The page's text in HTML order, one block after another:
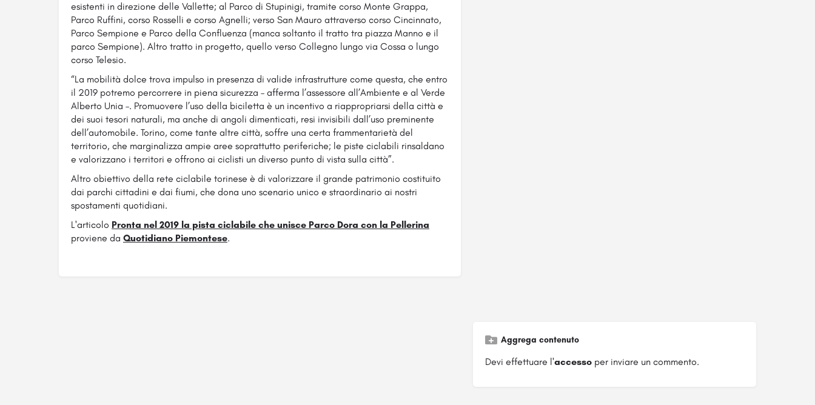
esistenti in direzione delle Vallette; al Parco di Stupinigi, tramite corso Monte Grappa,
Parco Ruffini, corso Rosselli e corso Agnelli; verso San Mauro attraverso corso Cincinnato,
Parco Sempione e Parco della Confluenza (manca soltanto il tratto tra piazza Manno e il
parco Sempione). Altro tratto in progetto, quello verso Collegno lungo via Cossa o lungo
corso Telesio.
“La mobilità dolce trova impulso in presenza di valide infrastrutture come questa, che entro
il 2019 potremo percorrere in piena sicurezza – afferma l’assessore all’Ambiente e al Verde
Alberto Unia –. Promuovere l’uso della biciletta è un incentivo a riappropriarsi della città e
dei suoi tesori naturali, ma anche di angoli dimenticati, resi invisibili dall’uso preminente
dell’automobile. Torino, come tante altre città, soffre una certa frammentarietà del
territorio, che marginalizza ampie aree soprattutto periferiche; le piste ciclabili rinsaldano
e valorizzano i territori e offrono ai ciclisti un diverso punto di vista sulla città”.
Altro obiettivo della rete ciclabile torinese è di valorizzare il grande patrimonio costituito
dai parchi cittadini e dai fiumi, che dona uno scenario unico e straordinario ai nostri
spostamenti quotidiani.
L'articolo Pronta nel 2019 la pista ciclabile che unisce Parco Dora con la Pellerina
proviene da Quotidiano Piemontese.
Aggrega contenuto
Devi effettuare l'accessoper inviare un commento.